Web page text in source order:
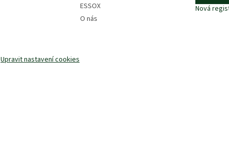
ESSOX
O nás
Nová
Upravit nastavení cookies